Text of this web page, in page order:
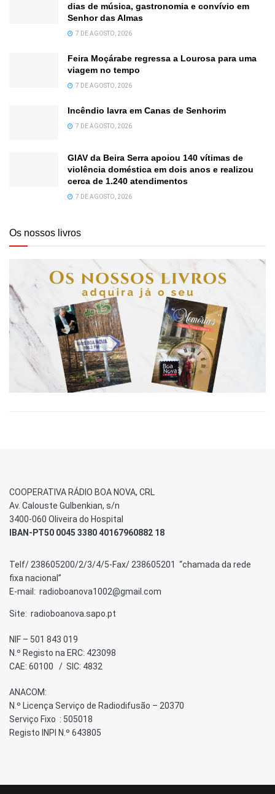
dias de música, gastronomia e convívio em
Senhor das Almas
7 DE AGOSTO, 2026
Feira Moçárabe regressa a Lourosa para uma
viagem no tempo
7 DE AGOSTO, 2026
Incêndio lavra em Canas de Senhorim
7 DE AGOSTO, 2026
GIAV da Beira Serra apoiou 140 vítimas de
violência doméstica em dois anos e realizou
cerca de 1.240 atendimentos
7 DE AGOSTO, 2026
Os nossos livros
COOPERATIVA RÁDIO BOA NOVA, CRL
Av. Calouste Gulbenkian, s/n
3400-060 Oliveira do Hospital
IBAN-PT50 0045 3380 40167960882 18
Telf/ 238605200/2/3/4/5-Fax/ 238605201 “chamada da rede
fixa nacional”
E-mail: radioboanova1002@gmail.com
Site: radioboanova.sapo.pt
NIF – 501 843 019
N.º Registo na ERC: 423098
CAE: 60100 / SIC: 4832
ANACOM:
N.º Licença Serviço de Radiodifusão – 20370
Serviço Fixo : 505018
Registo INPI N.º 643805